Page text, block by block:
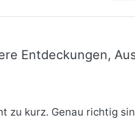
Entdeckungen,
zu kurz. Genau richtig